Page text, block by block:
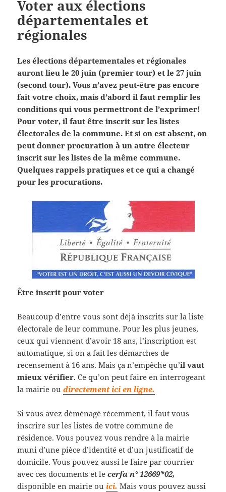
Voter aux élections
départementales et
régionales
Les élections départementales et régionales
auront lieu le 20 juin (premier tour) et le 27 juin
(second tour). Vous n’avez peut-être pas encore
fait votre choix, mais d’abord il faut remplir les
conditions qui vous permettront de l’exprimer!
Pour voter, il faut être inscrit sur les listes
électorales de la commune. Et si on est absent, on
peut donner procuration à un autre électeur
inscrit sur les listes de la même commune.
Quelques rappels pratiques et ce qui a changé
pour les procurations.
Être inscrit pour voter
Beaucoup d’entre vous sont déjà inscrits sur la liste
électorale de leur commune. Pour les plus jeunes,
ceux qui viennent d’avoir 18 ans, l’inscription est
automatique, si on a fait les démarches de
recensement à 16 ans. Mais ça n’empêche qu’il vaut
mieux vérifier. Ce qu’on peut faire en interrogeant
la mairie oudirectement ici en ligne.
Si vous avez déménagé récemment, il faut vous
inscrire sur les listes de votre commune de
résidence. Vous pouvez vous rendre à la mairie
muni d’une pièce d’identité et d’un justificatif de
domicile. Vous pouvez aussi le faire par courrier
avec ces documents et lecerfa n° 12669*02,
disponible en mairie ou ici. Mais vous pouvez aussi